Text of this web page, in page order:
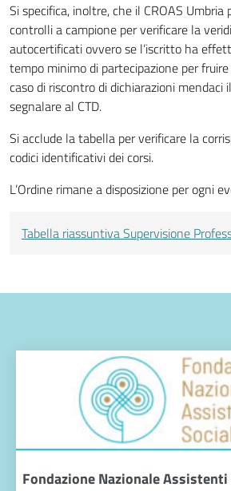
Si specifica, inoltre, che il CROAS
controlli a campione per verificare la
autocertificati ovvero se l’iscritto ha
tempo minimo di partecipazione per
caso di riscontro di dichiarazioni mendaci
segnalare al CTD.
Si acclude la tabella per verificare la
codici identificativi dei corsi.
L’Ordine rimane a disposizione per ogni
Tabella riassuntiva Supervisione
Fondazione Nazionale